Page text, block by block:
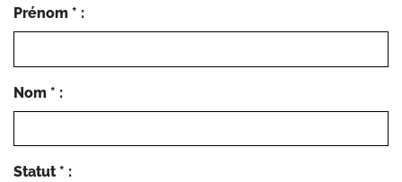
Prénom * :
Nom * :
Statut * :